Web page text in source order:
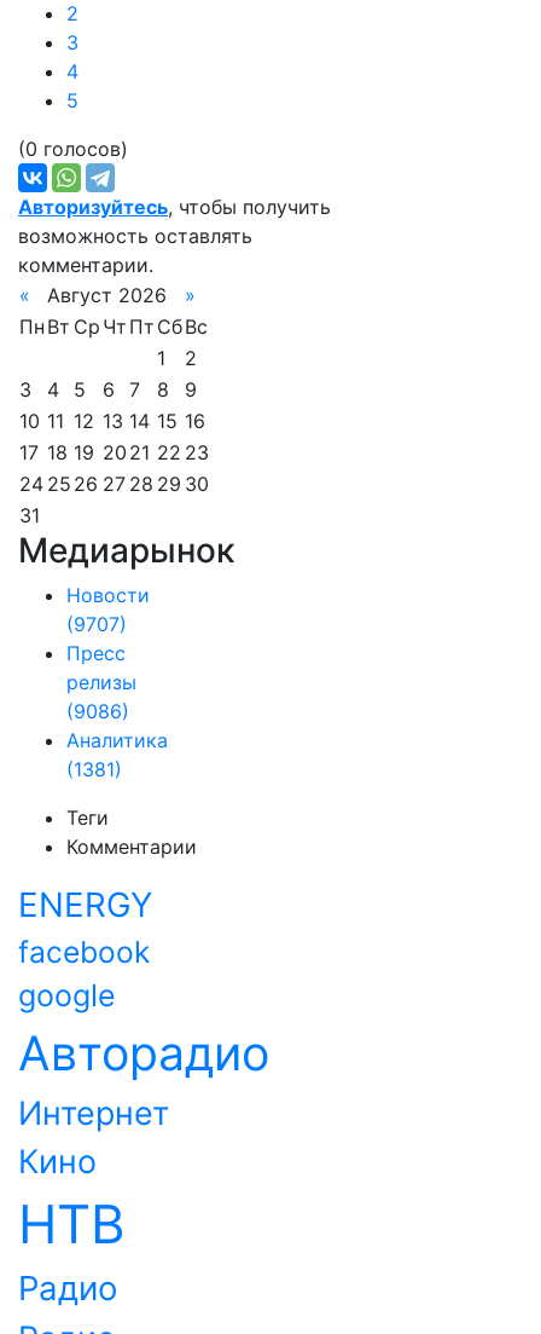
2
3
4
5
(0 голосов)
Авторизуйтесь, чтобы получить
возможность оставлять
комментарии.
«
Август 2026
»
Пн Вт Ср Чт Пт СбВс
1
2
3
4 5 6 7 8
9
10 11 12 13 14 15 16
17 18 19 20 21 22 23
24 25 26 27 28 29 30
31
Медиарынок
Новости
(9707)
Пресс
релизы
(9086)
Аналитика
(1381)
Теги
Комментарии
ENERGY
facebook
google
Авторадио
Интернет
Кино
НТВ
Радио